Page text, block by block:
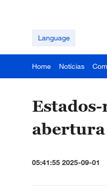
Language
Home Notícias
05:41:55 2025-09-01